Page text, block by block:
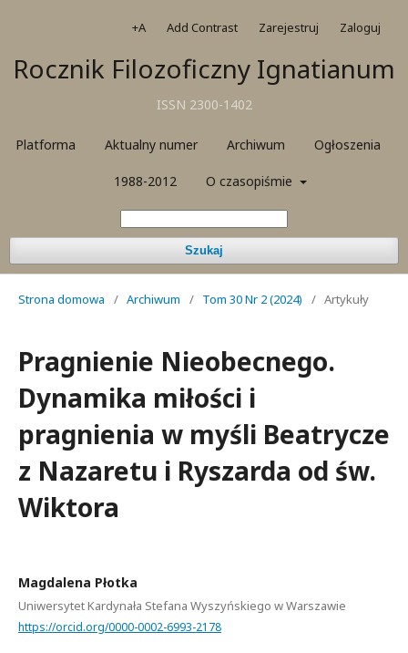
Rocznik Filozoficzny Ignatianum
ISSN 2300-1402
Platforma Aktualny numer Archiwum Ogłoszenia
1988-2012 O czasopiśmie
Szukaj
+A Add Contrast Zarejestruj Zaloguj
Strona domowa / Archiwum / Tom 30 Nr 2 (2024) / Artykuły
Pragnienie Nieobecnego.
Dynamika miłości i
pragnienia w myśli Beatrycze
z Nazaretu i Ryszarda od św.
Wiktora
Magdalena Płotka
Uniwersytet Kardynała Stefana Wyszyńskiego w Warszawie
https://orcid.org/0000-0002-6993-2178